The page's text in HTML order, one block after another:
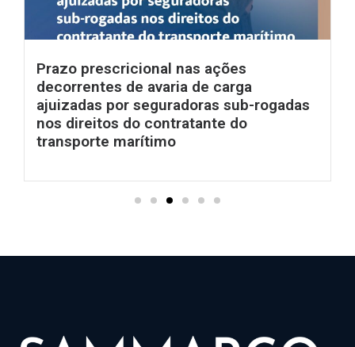
Prazo prescricional nas ações
decorrentes de avaria de carga
ajuizadas por seguradoras sub-rogadas
nos direitos do contratante do
transporte marítimo